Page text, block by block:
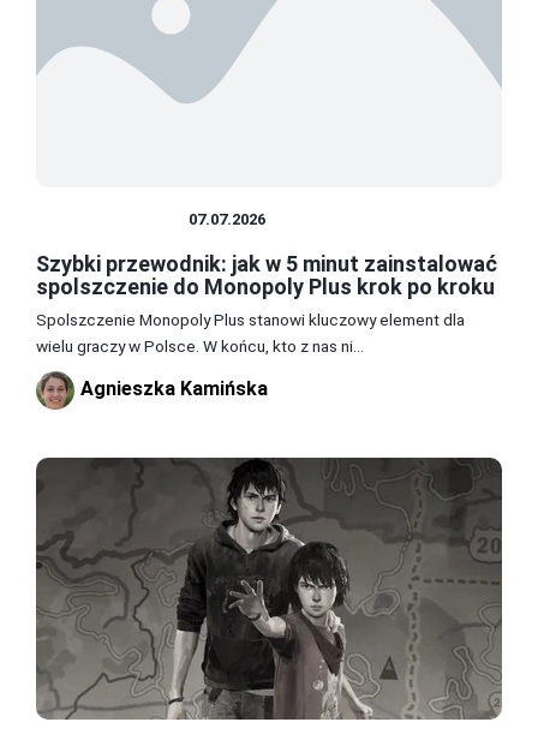
07.07.2026
Szybki przewodnik: jak w 5 minut zainstalować
spolszczenie do Monopoly Plus krok po kroku
Spolszczenie Monopoly Plus stanowi kluczowy element dla
wielu graczy w Polsce. W końcu, kto z nas ni...
Agnieszka Kamińska